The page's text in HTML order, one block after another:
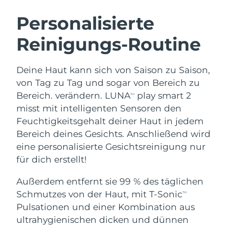
Personalisierte
Reinigungs-Routine
Deine Haut kann sich von Saison zu Saison,
von Tag zu Tag und sogar von Bereich zu
Bereich. verändern. LUNATM
play smart 2
misst mit intelligenten Sensoren den
Feuchtigkeitsgehalt deiner Haut in jedem
Bereich deines Gesichts. Anschließend wird
eine personalisierte Gesichtsreinigung nur
für dich erstellt!
Außerdem entfernt sie 99 % des täglichen
Schmutzes von der Haut, mit T-SonicTM
Pulsationen und einer Kombination aus
ultrahygienischen dicken und dünnen
LUNA™ 4 Set
Anti-aging massage
LUNA™ 4 Plus
Massage, LED heating
LUNA™ 4 Men
For men, anti-aging massage
BEAR™ 2 Set
Microcurrent toning
BEAR™ 2 go
Microcurrent toning on-the-go
BEAR™ 2 eyes & lips
Microcurrent line smoothing device
Hydratisierung
UFO™ 3 Set
Deep facial hydration
UFO™ 3 LED
Near-infrared and red light therapy
device
Mundpflege
issa™ 4
Hybrid silicone sonic toothbrush
issa™ 4 plus
Smart hybrid silicone sonic toothbrush
FAQ™ ANTI-AGING-BEHANDLUNG
Anti-aging LED-Behandlungen
NEW
Österreich Erwartete Lieferung
Bahrain Erwartete Lieferung 8/11/26
Belgien Erwartete Lieferung8/10/26
Bermuda Erwartete Lieferung8/16/26
Bosnien und
Herzegowina
Erwartete Lieferung
Brunei Darussalam
Bulgarien Erwartete Lieferung 8/10/26
Kanada Erwartete Lieferung 8/14/26